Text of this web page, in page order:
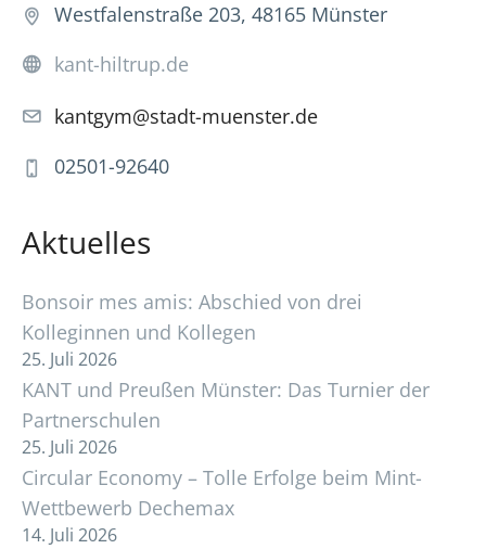
Westfalenstraße 203, 48165 Münster
kant-hiltrup.de
kantgym@stadt-muenster.de
02501-92640
Aktuelles
Bonsoir mes amis: Abschied von drei
Kolleginnen und Kollegen
25. Juli 2026
KANT und Preußen Münster: Das Turnier der
Partnerschulen
25. Juli 2026
Circular Economy – Tolle Erfolge beim Mint-
Wettbewerb Dechemax
14. Juli 2026